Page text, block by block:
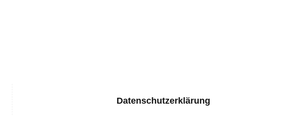
Datenschutzerklärung